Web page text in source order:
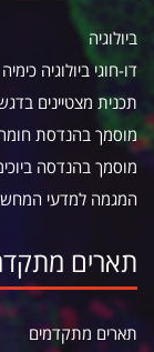
ביולוגיה
דו-חוגי ביולוגיה כימיה
תכנית מצטיינים
מוסמך בהנדסת
מוסמך בהנדסה
המגמה למדעי
תארים
תארים מתקדמים